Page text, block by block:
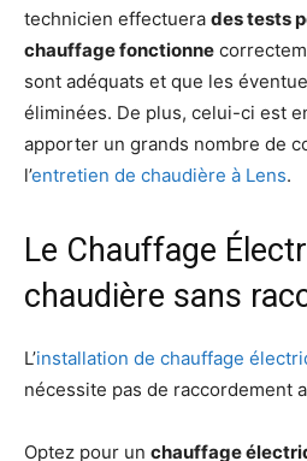
technicien effectuera des tests
chauffage fonctionne
sont adéquats et que les
éliminées. De plus, celui-ci est
apporter un grands nombre de
l’entretien de chaudière à Lens.
Le Chauffage
chaudière sans
L’installation de chauffage
nécessite pas de raccordement
Optez pour un chauffage